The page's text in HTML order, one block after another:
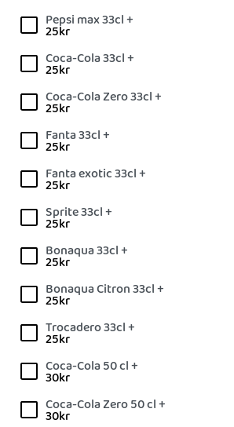
Pepsi max 33cl +
25kr
Coca-Cola 33cl +
25kr
Coca-Cola Zero 33cl +
25kr
Fanta 33cl +
25kr
Fanta exotic 33cl +
25kr
Sprite 33cl +
25kr
Bonaqua 33cl +
25kr
Bonaqua Citron 33cl +
25kr
Trocadero 33cl +
25kr
Coca-Cola 50 cl +
30kr
Coca-Cola Zero 50 cl +
30kr